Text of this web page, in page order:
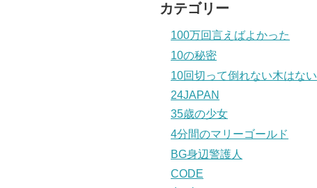
カテゴリー
100万回言えばよかった
10の秘密
10回切って倒れない木はない
24JAPAN
35歳の少女
4分間のマリーゴールド
BG身辺警護人
CODE